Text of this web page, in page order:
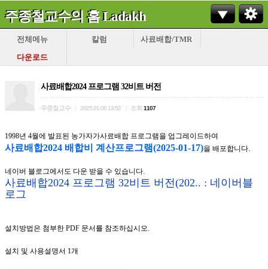
주종철교수의 홈 Ladakh
전체메뉴 칼럼
사료배합/TMR
다운로드
사료배합2024 프로그램 32비트 버전
주종철교수 2025.01.06 13:52 조회 1107
1998년 4월에 발표된 농가자가사료배합 프로그램을 업그레이드하여
사료배합2024 배합비 계산프로그램(2025-01-17)을 배포합니다.
네이버 블로그에서도 다운 받을 수 있습니다.
사료배합2024 프로그램 32비트 버전(202.. : 네이버블
로그
설치방법은 첨부한 PDF 문서를 참조하십시오.
설치 및 사용설명서 1개